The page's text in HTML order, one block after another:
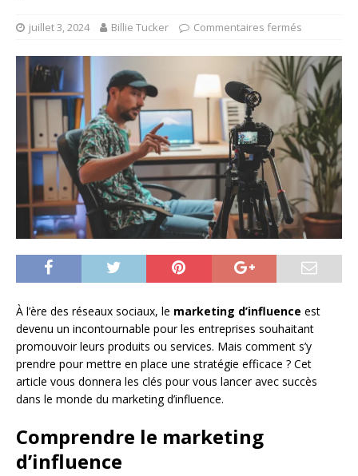
juillet 3, 2024 Billie Tucker Commentaires fermés
À l’ère des réseaux sociaux, le marketing d’influence est
devenu un incontournable pour les entreprises souhaitant
promouvoir leurs produits ou services. Mais comment s’y
prendre pour mettre en place une stratégie efficace ? Cet
article vous donnera les clés pour vous lancer avec succès
dans le monde du marketing d’influence.
Comprendre le marketing
d’influence